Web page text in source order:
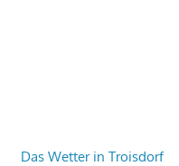
Das Wetter in Troisdorf